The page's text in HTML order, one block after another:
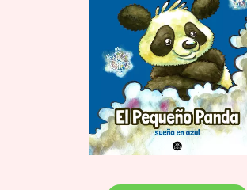
Tales and classics in french
Fable, myth, literature and poetry